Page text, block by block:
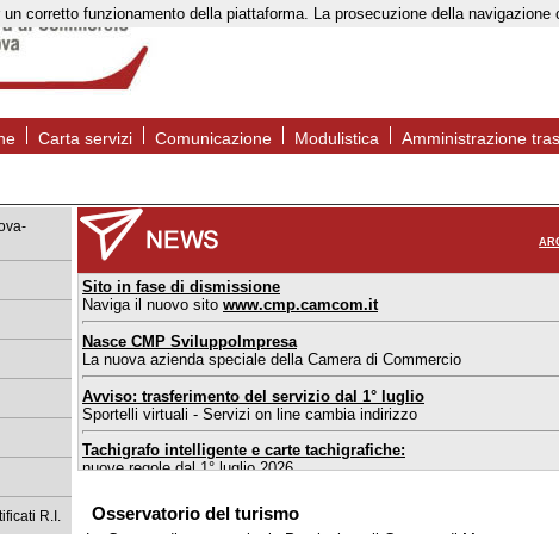
Carta servizi Comunicazione Modulistica Amministrazione
R.I.
Sito in fase di dismissione
Naviga il nuovo sito www.cmp.camcom.it
Nasce CMP SviluppoImpresa
La nuova azienda speciale della Camera di Commercio
Avviso: trasferimento del servizio dal 1° luglio
Sportelli virtuali - Servizi on line cambia indirizzo
Tachigrafo intelligente e carte tachigrafiche:
nuove regole dal 1° luglio 2026
Sportello estero Mantova: nuove modalità di accesso
dal 1° maggio 2026 accesso consentito solo su appuntamento
Osservatorio del turismo
corretto funzionamento della piattaforma. La prosecuzione della